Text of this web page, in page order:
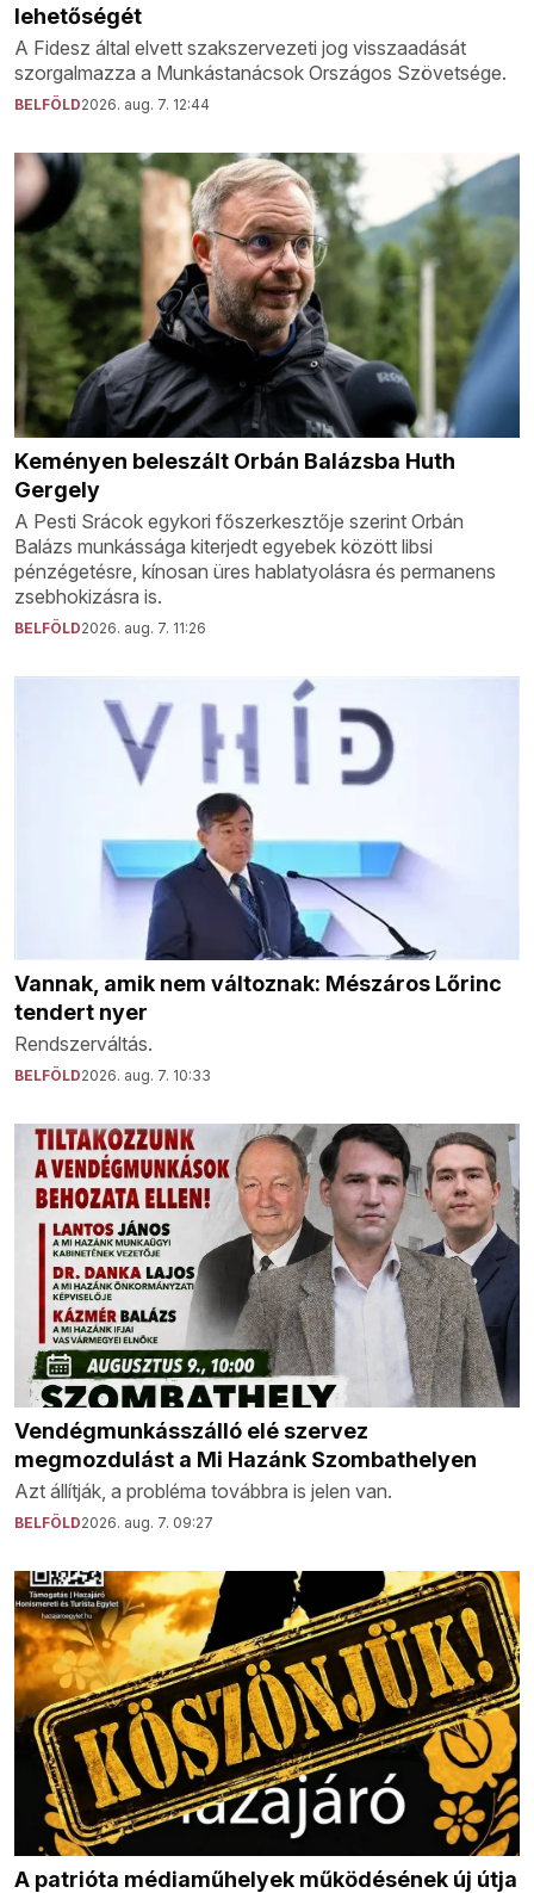
lehetőségét
A Fidesz által elvett szakszervezeti jog visszaadását
szorgalmazza a Munkástanácsok Országos Szövetsége.
BELFÖLD2026. aug. 7. 12:44
Keményen beleszált Orbán Balázsba Huth
Gergely
A Pesti Srácok egykori főszerkesztője szerint Orbán
Balázs munkássága kiterjedt egyebek között libsi
pénzégetésre, kínosan üres hablatyolásra és permanens
zsebhokizásra is.
BELFÖLD2026. aug. 7. 11:26
Vannak, amik nem változnak: Mészáros Lőrinc
tendert nyer
Rendszerváltás.
BELFÖLD2026. aug. 7. 10:33
Vendégmunkásszálló elé szervez
megmozdulást a Mi Hazánk Szombathelyen
Azt állítják, a probléma továbbra is jelen van.
BELFÖLD2026. aug. 7. 09:27
A patrióta médiaműhelyek működésének új útja